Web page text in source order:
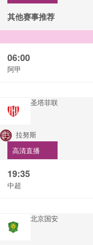
其他赛事推荐
06:00
阿甲
圣塔菲联
拉努斯
高清直播
19:35
中超
北京国安